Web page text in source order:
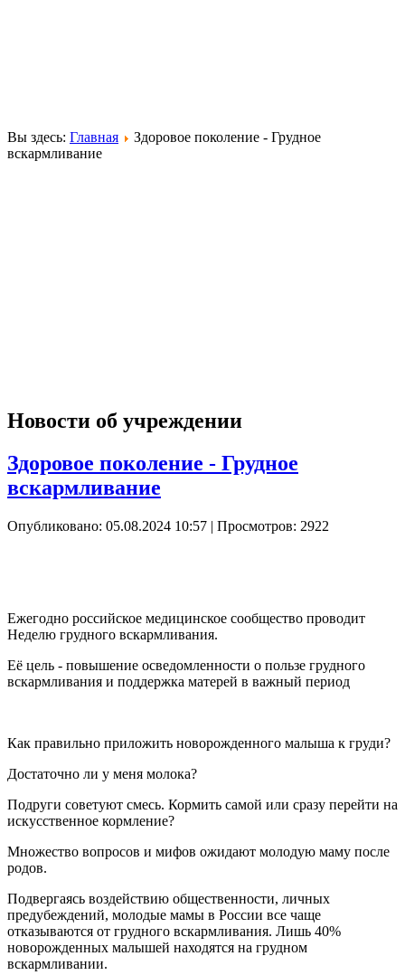
Вы здесь: Главная
Здоровое поколение - Грудное
вскармливание
Новости об учреждении
Здоровое поколение - Грудное
вскармливание
Опубликовано: 05.08.2024 10:57 | Просмотров: 2922
Ежегодно российское медицинское сообщество проводит
Неделю грудного вскармливания.
Её цель - повышение осведомленности о пользе грудного
вскармливания и поддержка матерей в важный период
Как правильно приложить новорожденного малыша к груди?
Достаточно ли у меня молока?
Подруги советуют смесь. Кормить самой или сразу перейти на
искусственное кормление?
Множество вопросов и мифов ожидают молодую маму после
родов.
Подвергаясь воздействию общественности, личных
предубеждений, молодые мамы в России все чаще
отказываются от грудного вскармливания. Лишь 40%
новорожденных малышей находятся на грудном
вскармливании.